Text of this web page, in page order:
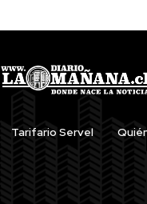
Tarifario Servel